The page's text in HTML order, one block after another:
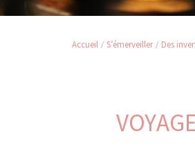
Accueil S’émerveiller Des